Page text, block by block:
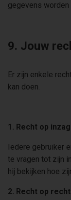
gegevens worden
9. Jouw
Er zijn enkele
kan doen.
1. Recht op
Iedere gebruiker
te vragen tot zijn
hij bekijken hoe
2. Recht op